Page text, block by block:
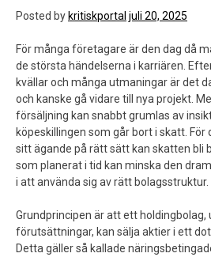
Posted bykritiskportal juli 20, 2025
För många företagare är den dag då
de största händelserna i karriären.
kvällar och många utmaningar är det
och kanske gå vidare till nya projekt.
försäljning kan snabbt grumlas av
köpeskillingen som går bort i skatt.
sitt ägande på rätt sätt kan skatten bli
som planerat i tid kan minska den
i att använda sig av rätt bolagsstruktur.
Grundprincipen är att ett holdingbolag,
förutsättningar, kan sälja aktier i ett
Detta gäller så kallade